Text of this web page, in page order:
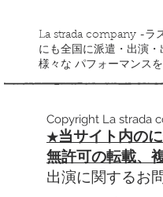
La strada company -ラ
にも全国に派遣・出演
様々な パフォーマンス
Copyright La strada
​★当サイト内の
無許可の転載、
出演に関するお